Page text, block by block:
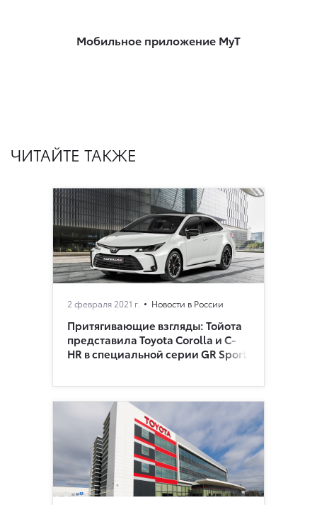
Мобильное приложение MyT
ЧИТАЙТЕ ТАКЖЕ
2 февраля 2021 г. Новости в России
Притягивающие взгляды: Тойота
представила Toyota Corolla и C-
HR в специальной серии GR Sport